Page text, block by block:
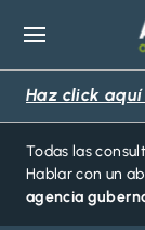
Haz click
Todas las
Hablar con un
agencia